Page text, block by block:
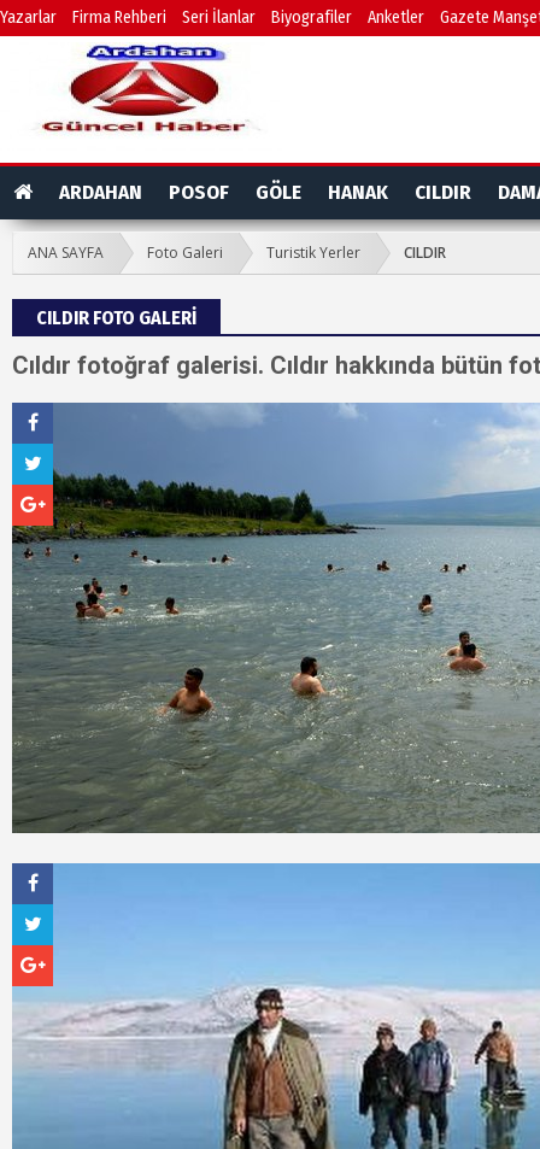
Yazarlar Firma Rehberi Seri İlanlar Biyografiler Anketler Gazete
ARDAHAN POSOF GÖLE HANAK CILDIR
ANA SAYFA Foto Galeri Turistik Yerler CILDIR
CILDIR FOTO GALERİ
Cıldır fotoğraf galerisi. Cıldır hakkında bütün